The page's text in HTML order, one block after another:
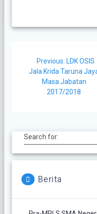
Previous: Previous
post:
LDK OSIS
Jala Krida Taruna
Masa Jabatan
2017/2018
Search for:
Berita